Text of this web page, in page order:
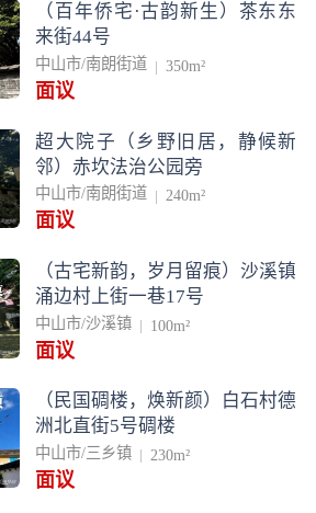
（百年侨宅·古韵新生）茶东东
来街44号
中山市/南朗街道 350m²
面议
超大院子（乡野旧居，静候新
邻）赤坎法治公园旁
中山市/南朗街道 240m²
面议
（古宅新韵，岁月留痕）沙溪镇
涌边村上街一巷17号
中山市/沙溪镇 100m²
面议
（民国碉楼，焕新颜）白石村德
洲北直街5号碉楼
中山市/三乡镇 230m²
面议